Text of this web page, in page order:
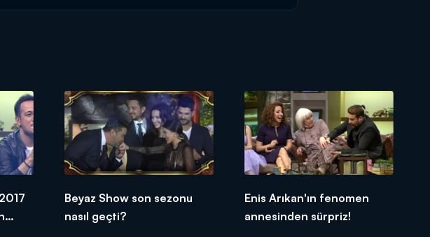
Beyaz Show son sezonu
nasıl geçti?
Enis Arıkan'ın fenomen
annesinden sürpriz!